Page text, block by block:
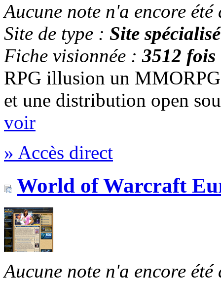
Aucune note n'a encore été
Site de type : Site spécialisé
Fiche visionnée :3512 fois
RPG illusion un
et une distribution open
voir
» Accès direct
World of Warcraft
Aucune note n'a encore été